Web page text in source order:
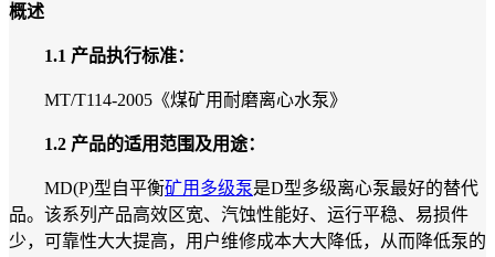
概述
1.1 产品执行标准：
MT/T114-2005《煤矿用耐磨离心水泵》
1.2 产品的适用范围及用途：
MD(P)型自平衡矿用多级泵是D型多级离心泵最好的替代
品。该系列产品高效区宽、汽蚀性能好、运行平稳、易损件
少，可靠性大大提高，用户维修成本大大降低，从而降低泵的